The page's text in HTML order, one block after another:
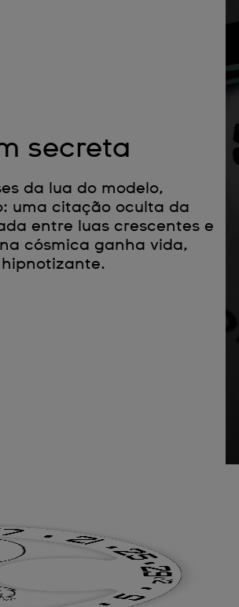
secreta
da lua do modelo,
uma citação oculta da
entre luas crescentes e
cósmica ganha vida,
hipnotizante.